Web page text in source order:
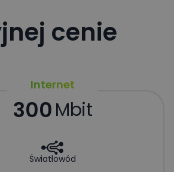
cenie
Internet
300Mbit
Światłowód